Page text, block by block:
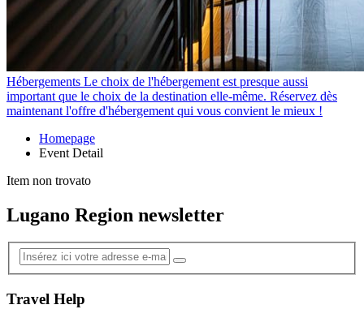
Hébergements Le choix de l'hébergement est presque aussi
important que le choix de la destination elle-même. Réservez dès
maintenant l'offre d'hébergement qui vous convient le mieux !
Homepage
Event Detail
Item non trovato
Lugano Region newsletter
Travel Help